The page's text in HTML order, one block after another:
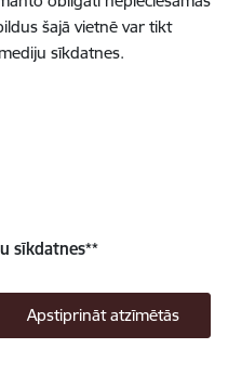
šajā vietnē var tikt
sīkdatnes.
sīkdatnes**
Apstiprināt atzīmētās